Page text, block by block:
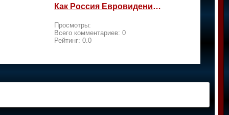
Как Россия Евровидение на жалость берет
Просмотры:
Всего комментариев: 0
Рейтинг: 0.0